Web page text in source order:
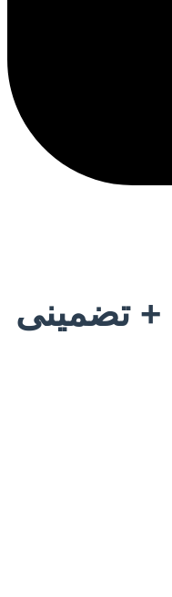
+ تضمینی